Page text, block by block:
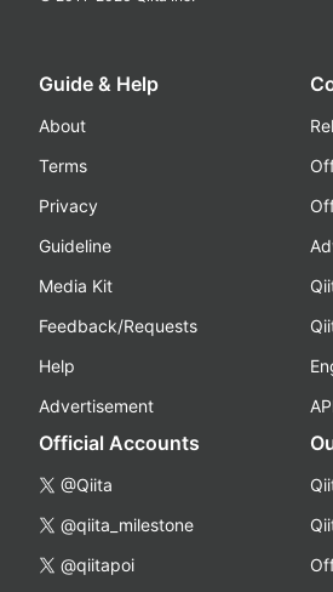
Guide & Help
About
Terms
Privacy
Guideline
Media Kit
Feedback/Requests
Help
Advertisement
Official Accounts
@Qiita
@qiita_milestone
@qiitapoi